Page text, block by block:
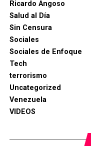
Ricardo Angoso
Salud al Día
Sin Censura
Sociales
Sociales de Enfoque
Tech
terrorismo
Uncategorized
Venezuela
VIDEOS